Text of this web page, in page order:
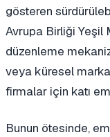
gösteren
Avrupa Birliği Yeşil
düzenleme
veya küresel
firmalar için katı
Bunun ötesinde,